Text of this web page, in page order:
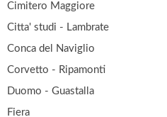
Cimitero Maggiore
Citta' studi - Lambrate
Conca del Naviglio
Corvetto - Ripamonti
Duomo - Guastalla
Fiera